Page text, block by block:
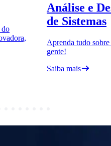
do
Análise e
de Sistemas
Aprenda tudo
gente!
Saiba mais